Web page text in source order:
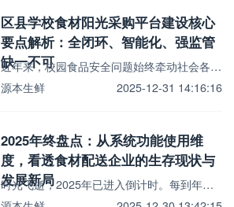
区县学校食材阳光采购平台建设核心
要点解析：全闭环、智能化、强监管
缺一不可
近年来，校园食品安全问题始终牵动社会各界神经，学校食材采购作为校园食品安全的源头环节，其规范性、透明...
源本生鲜
2025-12-31 14:16:16
2025年终盘点：从系统功能使用维
度，看透食材配送企业的生存现状与
发展新局
时光飞逝，2025年已进入倒计时。每到年终岁末，食材配送行业总会掀起一波趋势复盘热潮，过往大家的目光...